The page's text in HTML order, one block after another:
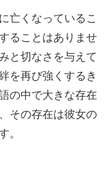
亡くなっているこ
ることはありませ
と切なさを与えて
を再び強くするき
の中で大きな存在
その存在は彼女の
。